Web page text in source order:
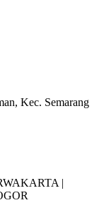
Kec. Semarang
|